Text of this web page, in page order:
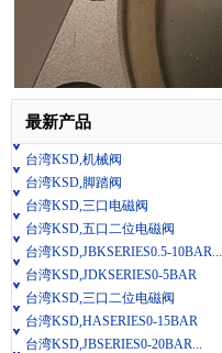
给油器
空气过滤器
精密减压阀
自动排水器
油雾分离器
最新产品
台湾KSD,机械阀
台湾KSD,脚踏阀
台湾KSD,三口电磁阀
台湾KSD,五口二位电磁阀
台湾KSD,JBKSERIES0.5-10BAR...
台湾KSD,JDKSERIES0-5BAR
台湾KSD,三口二位电磁阀
台湾KSD,HASERIES0-15BAR
台湾KSD,JBSERIES0-20BAR​...